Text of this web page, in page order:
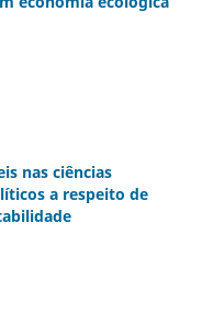
nas ciências
a respeito de